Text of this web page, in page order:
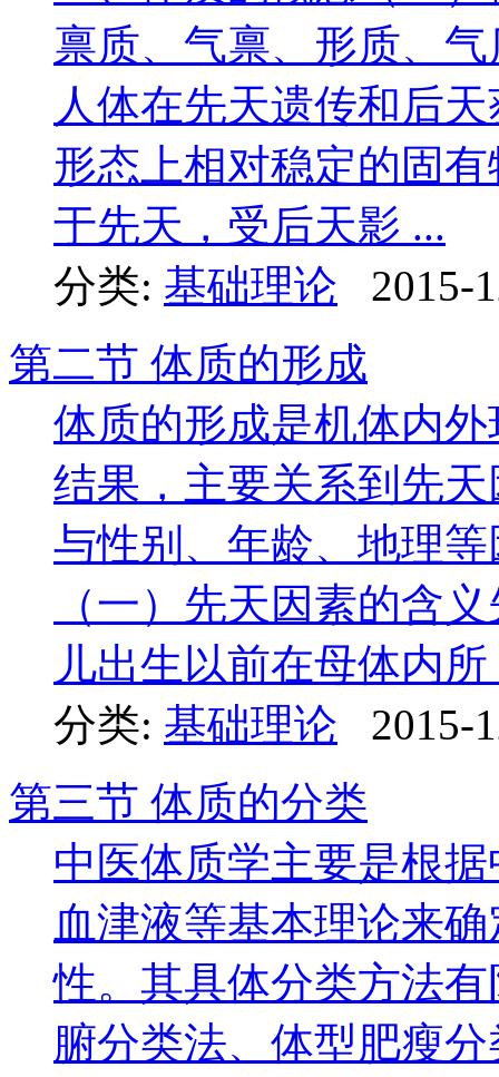
禀质、气禀、形质、
人体在先天遗传和后
形态上相对稳定的固
于先天，受后天影 ...
分类: 基础理论
2015-
第二节 体质的形成
体质的形成是机体内
结果，主要关系到先
与性别、年龄、地理
（一）先天因素的含
儿出生以前在母体内所
分类: 基础理论
2015-
第三节 体质的分类
中医体质学主要是根
血津液等基本理论来
性。其具体分类方法
腑分类法、体型肥瘦